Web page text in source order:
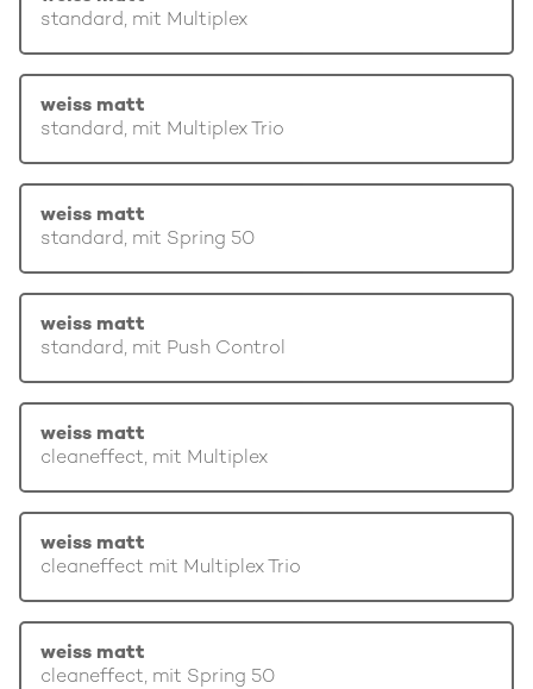
standard, mit Multiplex
weiss matt
standard, mit Multiplex Trio
weiss matt
standard, mit Spring 50
weiss matt
standard, mit Push Control
weiss matt
cleaneffect, mit Multiplex
weiss matt
cleaneffect mit Multiplex Trio
weiss matt
cleaneffect, mit Spring 50